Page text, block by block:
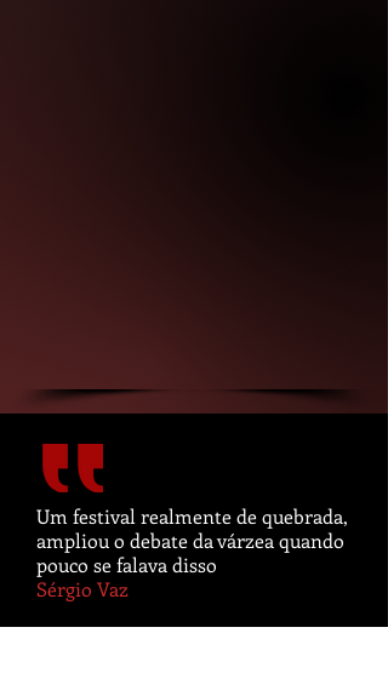
Um festival realmente de quebrada,
ampliou o debate da várzea quando
pouco se falava disso
Sérgio Vaz